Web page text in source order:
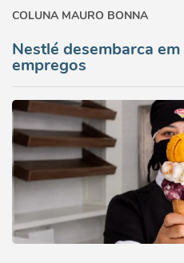
COLUNA MAURO BONNA
Nestlé desembarca
empregos